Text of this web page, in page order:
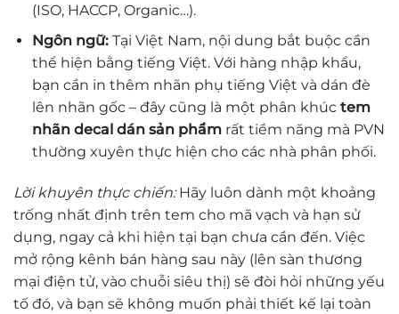
(ISO, HACCP, Organic…).
Ngôn ngữ:Tại Việt Nam, nội dung bắt buộc cần
thể hiện bằng tiếng Việt. Với hàng nhập khẩu,
bạn cần in thêm nhãn phụ tiếng Việt và dán đè
lên nhãn gốc – đây cũng là một phân khúc tem
nhãn decal dán sản phẩmrất tiềm năng mà PVN
thường xuyên thực hiện cho các nhà phân phối.
Lời khuyên thực chiến:Hãy luôn dành một khoảng
trống nhất định trên tem cho mã vạch và hạn sử
dụng, ngay cả khi hiện tại bạn chưa cần đến. Việc
mở rộng kênh bán hàng sau này (lên sàn thương
mại điện tử, vào chuỗi siêu thị) sẽ đòi hỏi những yếu
tố đó, và bạn sẽ không muốn phải thiết kế lại toàn